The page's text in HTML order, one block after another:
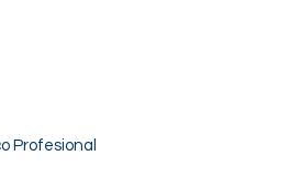
Profesional